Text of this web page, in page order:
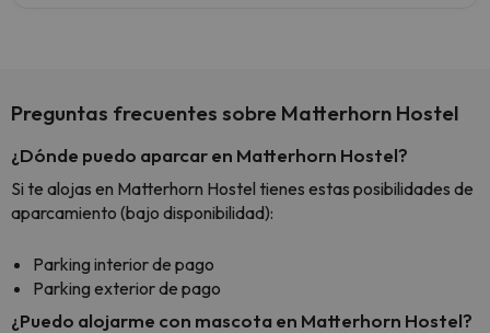
Preguntas frecuentes sobre Matterhorn Hostel
¿Dónde puedo aparcar en Matterhorn Hostel?
Si te alojas en Matterhorn Hostel tienes estas posibilidades de
aparcamiento (bajo disponibilidad):
Parking interior de pago
Parking exterior de pago
¿Puedo alojarme con mascota en Matterhorn Hostel?